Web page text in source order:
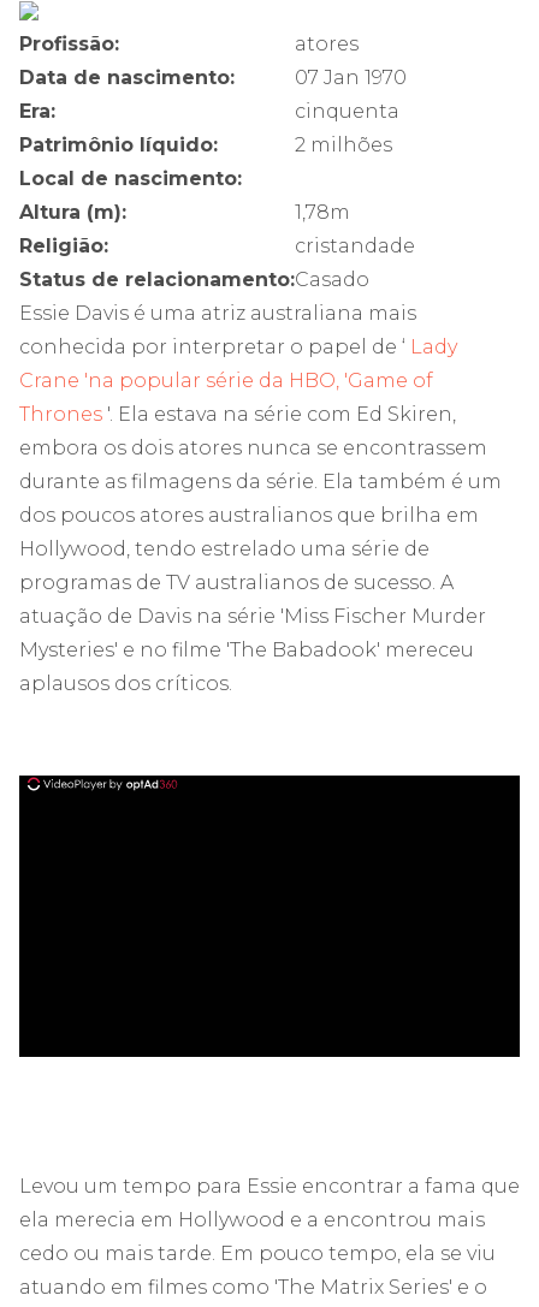
Profissão:
atores
Data de nascimento:
07 Jan 1970
Era:
cinquenta
Patrimônio líquido:
2 milhões
Local de nascimento:
Altura (m):
1,78m
Religião:
cristandade
Status de relacionamento:Casado
Essie Davis é uma atriz australiana mais
conhecida por interpretar o papel de ‘ Lady
Crane 'na popular série da HBO, 'Game of
Thrones '. Ela estava na série com Ed Skiren,
embora os dois atores nunca se encontrassem
durante as filmagens da série. Ela também é um
dos poucos atores australianos que brilha em
Hollywood, tendo estrelado uma série de
programas de TV australianos de sucesso. A
atuação de Davis na série 'Miss Fischer Murder
Mysteries' e no filme 'The Babadook' mereceu
aplausos dos críticos.
Levou um tempo para Essie encontrar a fama que
ela merecia em Hollywood e a encontrou mais
cedo ou mais tarde. Em pouco tempo, ela se viu
atuando em filmes como 'The Matrix Series' e o